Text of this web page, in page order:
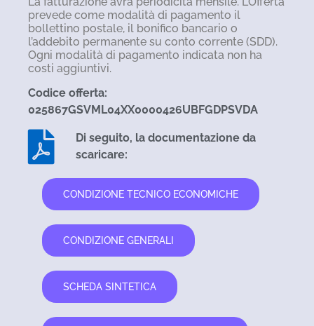
prevede come modalità di pagamento il
bollettino postale, il bonifico bancario o
l’addebito permanente su conto corrente (SDD).
Ogni modalità di pagamento indicata non ha
costi aggiuntivi.
Codice offerta:
025867GSVML04XX0000426UBFGDPSVDA
Di seguito, la documentazione da
scaricare:
CONDIZIONE TECNICO ECONOMICHE
CONDIZIONE GENERALI
SCHEDA SINTETICA